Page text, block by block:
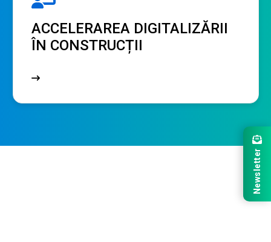
ACCELERAREA DIGITALIZĂRII
ÎN CONSTRUCȚII
Newsletter